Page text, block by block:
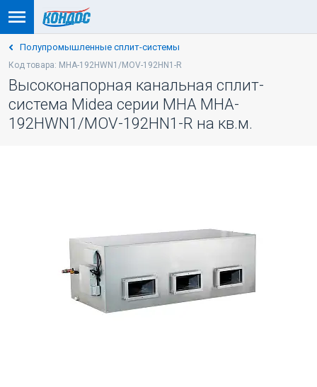
Полупромышленные сплит-системы
Код товара: MHA-192HWN1/MOV-192HN1-R
Высоконапорная канальная сплит-
система Midea серии MHA MHA-
192HWN1/MOV-192HN1-R на кв.м.